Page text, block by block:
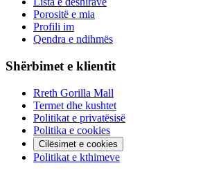
Porositë e mia
Profili im
Qendra e ndihmës
Shërbimet e klientit
Rreth Gorilla Mall
Termet dhe kushtet
Politikat e privatësisë
Politika e cookies
Cilësimet e cookies
Politikat e kthimeve